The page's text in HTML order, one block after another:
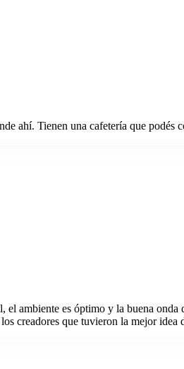
ahí. Tienen una cafetería que podés
ambiente es óptimo y la buena
creadores que tuvieron la mejor idea